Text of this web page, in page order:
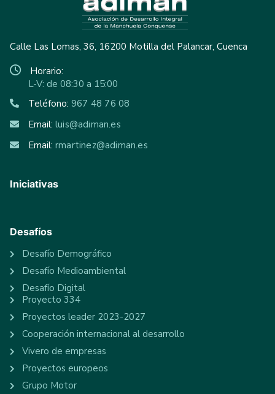
Calle Las Lomas, 36, 16200 Motilla del Palancar, Cuenca
Horario:
L-V: de 08:30 a 15:00
Teléfono: 967 48 76 08
Email: luis@adiman.es
Email: rmartinez@adiman.es
Iniciativas
Desafíos
Desafío Demográfico
Desafío Medioambiental
Desafío Digital
Proyecto 334
Proyectos leader 2023-2027
Cooperación internacional al desarrollo
Vivero de empresas
Proyectos europeos
Grupo Motor